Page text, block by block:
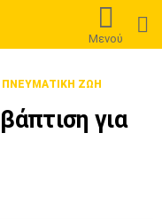
Μενού
ΠΝΕΥΜΑΤΙΚΉ ΖΩΉ
για